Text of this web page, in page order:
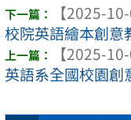
【2025-10-
校院英語繪本創意
【2025-10-
英語系全國校園創